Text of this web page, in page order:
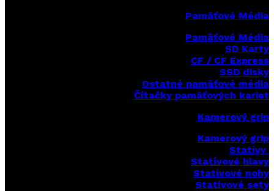
Pamäťové Média
Pamäťové Média
SD Karty
CF / CF Express
SSD disky
Ostatné pamäťové média
Čítačky pamäťových kariet
Kamerový grip
Kamerový grip
Statívy
Statívové hlavy
Statívové nohy
Statívové sety